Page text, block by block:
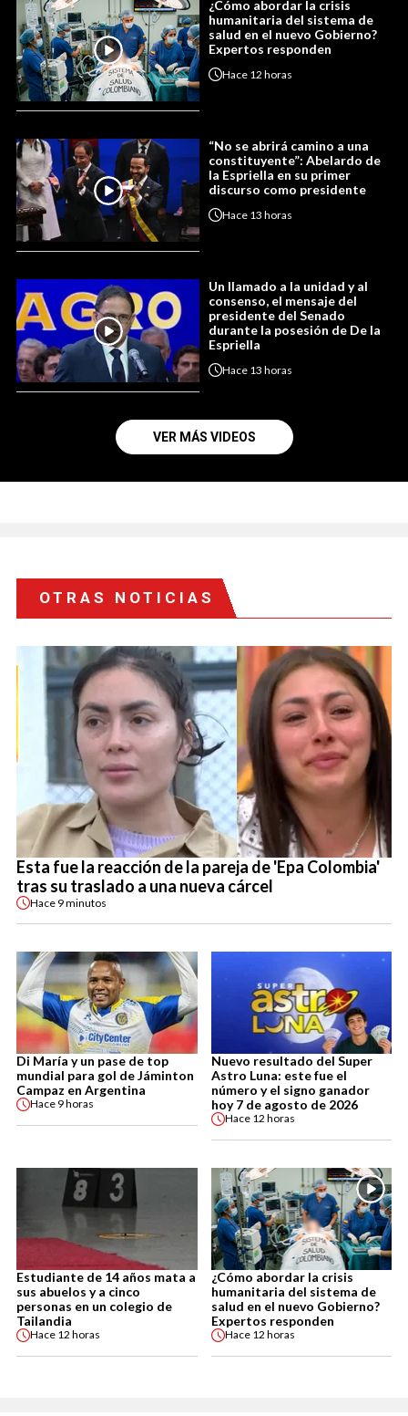
¿Cómo abordar la crisis
humanitaria del sistema de
salud en el nuevo Gobierno?
Expertos responden
Hace 12 horas
“No se abrirá camino a una
constituyente”: Abelardo de
la Espriella en su primer
discurso como presidente
Hace 13 horas
Un llamado a la unidad y al
consenso, el mensaje del
presidente del Senado
durante la posesión de De la
Espriella
Hace 13 horas
VER MÁS VIDEOS
OTRAS NOTICIAS
Esta fue la reacción de la pareja de 'Epa Colombia'
tras su traslado a una nueva cárcel
Hace 9 minutos
Di María y un pase de top
mundial para gol de Jáminton
Campaz en Argentina
Hace 9 horas
Nuevo resultado del Super
Astro Luna: este fue el
número y el signo ganador
hoy 7 de agosto de 2026
Hace 12 horas
Estudiante de 14 años mata a
sus abuelos y a cinco
personas en un colegio de
Tailandia
Hace 12 horas
¿Cómo abordar la crisis
humanitaria del sistema de
salud en el nuevo Gobierno?
Expertos responden
Hace 12 horas